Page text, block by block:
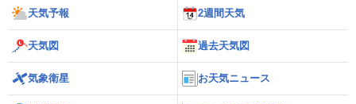
天気予報 2週間天気
天気図 過去天気図
気象衛星 お天気ニュース